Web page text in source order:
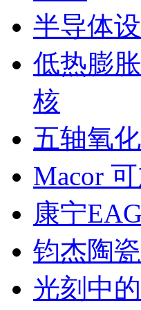
半导体
低热膨
核
五轴氧
Macor
康宁
钧杰陶
光刻中